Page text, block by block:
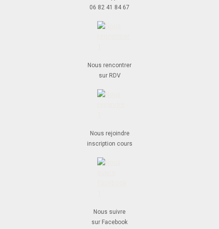
06 82 41 84 67
Nous rencontrer
sur RDV
Nous rejoindre
inscription cours
Nous suivre
sur Facebook